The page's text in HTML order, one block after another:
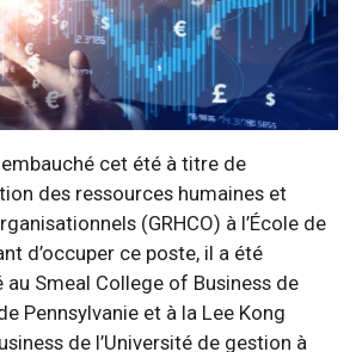
cet été à titre de
des ressources humaines et
(GRHCO) à l’École de
d’occuper ce poste, il a été
Smeal College of Business de
Pennsylvanie et à la Lee Kong
de l’Université de gestion à